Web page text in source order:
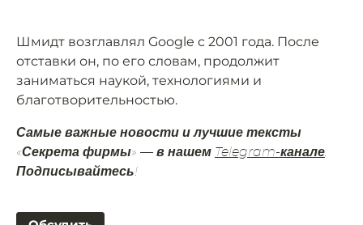
Шмидт возглавлял Google c 2001 года. После
отставки он, по его словам, продолжит
заниматься наукой, технологиями и
благотворительностью.
Самые важные новости и лучшие тексты
«Секрета фирмы» — в нашем Telegram-канале
Подписывайтесь!